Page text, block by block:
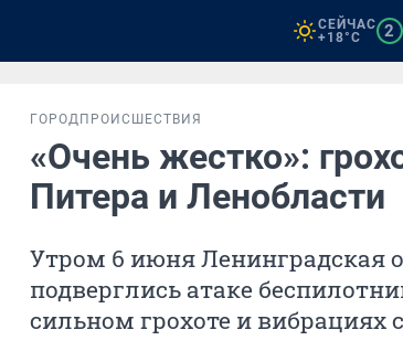
СЕЙЧАС
+18°C
2
ГОРОД ПРОИСШЕСТВИЯ
«Очень жестко»:
Питера и Ленобласти
Утром 6 июня Ленинградская
подверглись атаке
сильном грохоте и вибрациях